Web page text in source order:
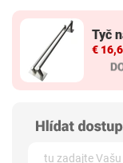
Tyč
€